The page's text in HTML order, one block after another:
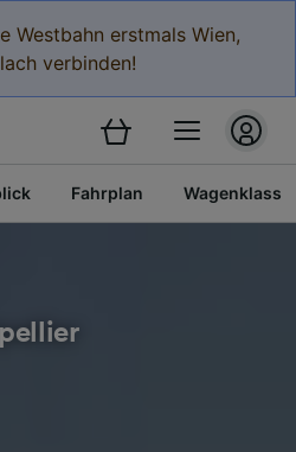
Westbahn erstmals Wien,
verbinden!
Fahrplan